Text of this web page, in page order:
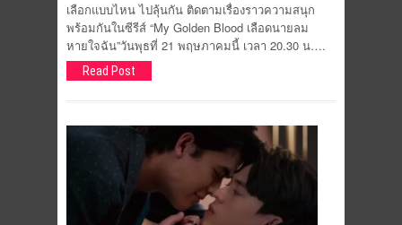
เลือกแบบไหน ไปลุ้นกัน ติดตามเรื่องราวความสนุก
พร้อมกันในซีรีส์ “My Golden Blood เลือดนายลม
หายใจฉัน”วันพุธที่ 21 พฤษภาคมนี้ เวลา 20.30 น….
Read Post